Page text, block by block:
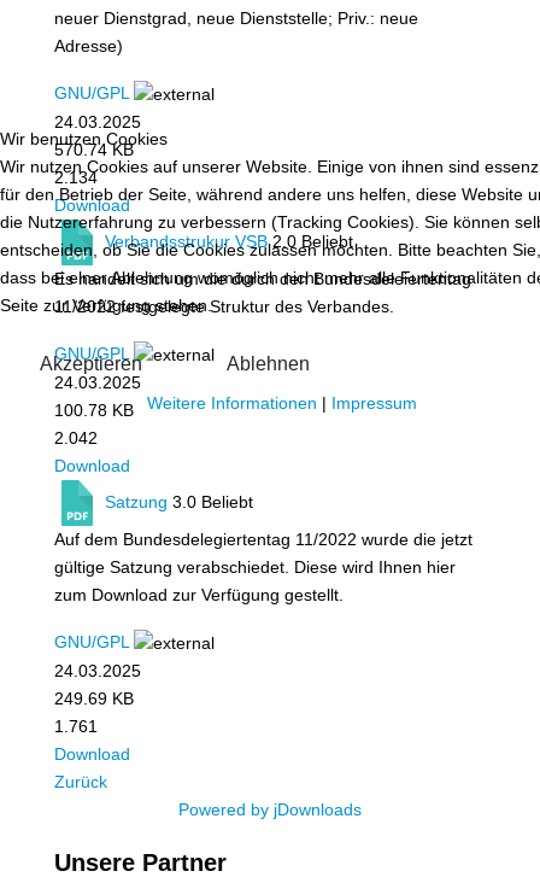
neuer Dienstgrad, neue Dienststelle; Priv.: neue
Adresse)
GNU/GPL
24.03.2025
570.74 KB
2.134
Download
Verbandsstrukur VSB2.0 Beliebt
Es handelt sich um die durch den Bundesdeleiertentag
11/2022 festgelegte Struktur des Verbandes.
GNU/GPL
24.03.2025
100.78 KB
2.042
Download
Satzung 3.0 Beliebt
Auf dem Bundesdelegiertentag 11/2022 wurde die jetzt
gültige Satzung verabschiedet. Diese wird Ihnen hier
zum Download zur Verfügung gestellt.
GNU/GPL
24.03.2025
249.69 KB
1.761
Download
Zurück
Powered by jDownloads
Unsere Partner
Wir benutzen Cookies
Wir nutzen Cookies auf unserer Website. Einige von ihnen sind
für den Betrieb der Seite, während andere uns helfen, diese Website
die Nutzererfahrung zu verbessern (Tracking Cookies). Sie können
entscheiden, ob Sie die Cookies zulassen möchten. Bitte beachten Sie,
dass bei einer Ablehnung womöglich nicht mehr alle Funktionalitäten
Seite zur Verfügung stehen.
Akzeptieren Ablehnen
Weitere Informationen | Impressum